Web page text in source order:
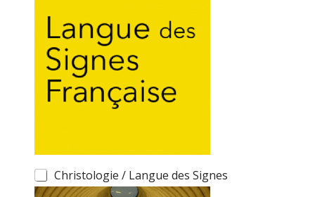
Christologie / Langue des Signes